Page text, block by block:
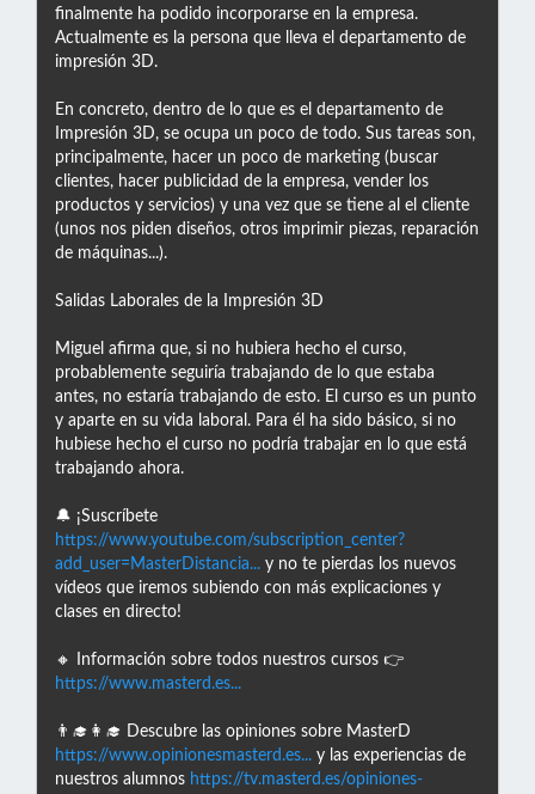
finalmente ha podido incorporarse en la empresa.
Actualmente es la persona que lleva el departamento de
impresión 3D.
En concreto, dentro de lo que es el departamento de
Impresión 3D, se ocupa un poco de todo. Sus tareas son,
principalmente, hacer un poco de marketing (buscar
clientes, hacer publicidad de la empresa, vender los
productos y servicios) y una vez que se tiene al el cliente
(unos nos piden diseños, otros imprimir piezas, reparación
de máquinas...).
Salidas Laborales de la Impresión 3D
Miguel afirma que, si no hubiera hecho el curso,
probablemente seguiría trabajando de lo que estaba
antes, no estaría trabajando de esto. El curso es un punto
y aparte en su vida laboral. Para él ha sido básico, si no
hubiese hecho el curso no podría trabajar en lo que está
trabajando ahora.
🔔 ¡Suscríbete
https://www.youtube.com/subscription_center?
add_user=MasterDistancia... y no te pierdas los nuevos
vídeos que iremos subiendo con más explicaciones y
clases en directo!
🔸 Información sobre todos nuestros cursos 👉
https://www.masterd.es...
👨‍🎓👩‍🎓 Descubre las opiniones sobre MasterD
https://www.opinionesmasterd.es... y las experiencias de
nuestros alumnos https://tv.masterd.es/opiniones-